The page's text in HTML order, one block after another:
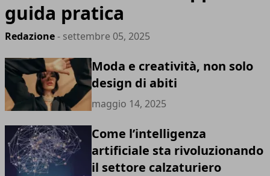
guida pratica
Redazione- settembre 05, 2025
Moda e creatività, non solo
design di abiti
maggio 14, 2025
Come l’intelligenza
artificiale sta rivoluzionando
il settore calzaturiero